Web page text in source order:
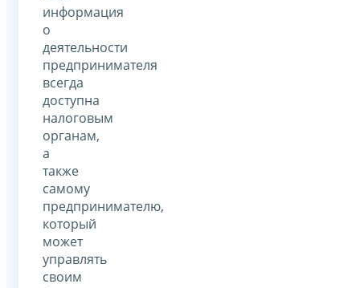
информация
о
деятельности
предпринимателя
всегда
доступна
налоговым
органам,
а
также
самому
предпринимателю,
который
может
управлять
своим